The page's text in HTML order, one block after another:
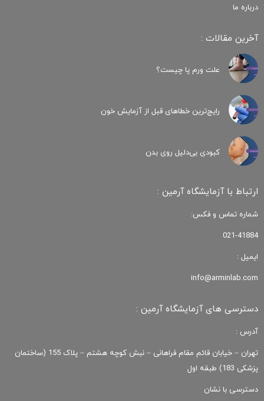
درباره ما
آخرین مقالات :
علت ورم پا چیست؟
رایج‌ترین خطاهای قبل از آزمایش خون
کبودی‌ بی‌دلیل روی بدن
ارتباط با آزمایشگاه آرمین :
شماره تماس و فکس:
021-41884
ایمیل :
info@arminlab.com
دسترسی های آزمایشگاه آرمین :
آدرس :
تهران – خیابان قائم مقام فراهانی – نبش کوچه هشتم – پلاک 155 (ساختمان
پزشکی 183) طبقه اول
دسترسی با نشان